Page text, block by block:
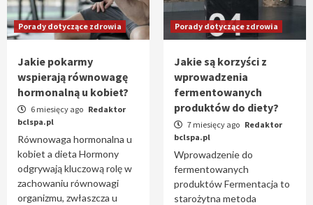
Porady dotyczące zdrowia
Jakie pokarmy
wspierają równowagę
hormonalną u kobiet?
6 miesięcy ago Redaktor
bclspa.pl
Równowaga hormonalna u
kobiet a dieta Hormony
odgrywają kluczową rolę w
zachowaniu równowagi
organizmu, zwłaszcza u
Porady dotyczące zdrowia
Jakie są korzyści z
wprowadzenia
fermentowanych
produktów do diety?
7 miesięcy ago Redaktor
bclspa.pl
Wprowadzenie do
fermentowanych
produktów Fermentacja to
starożytna metoda